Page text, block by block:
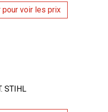
pour voir les prix
STIHL